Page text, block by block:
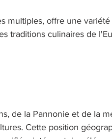
multiples, offre une
traditions culinaires de
de la Pannonie et de la
Cette position